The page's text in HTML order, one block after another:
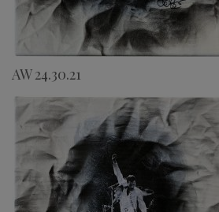
AW 24.30.21